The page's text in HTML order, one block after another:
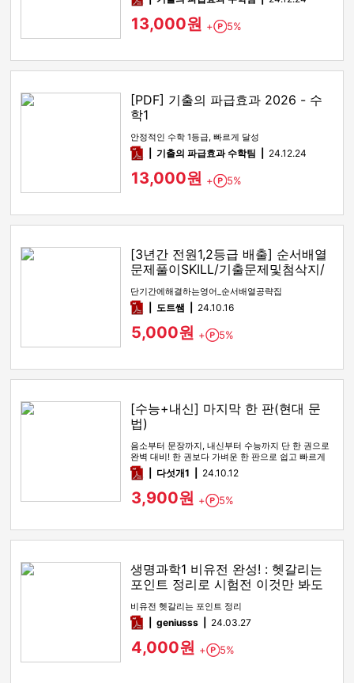
13,000원 + Point
5%
[PDF] 기출의 파급효과 2026 - 수
학1
안정적인 수학 1등급, 빠르게 달성
pdf기출의 파급효과 수학팀 24.12.24
13,000원 + Point
5%
[3년간 전원1,2등급 배출] 순서배열
문제풀이SKILL/기출문제및첨삭지/
답지
단기간에해결하는영어_순서배열공략집
pdf도트쌤 24.10.16
5,000원 + Point
5%
[수능+내신] 마지막 한 판(현대 문
법)
음소부터 문장까지, 내신부터 수능까지 단 한 권으로
완벽 대비! 한 권보다 가벼운 한 판으로 쉽고 빠르게
학습하세요.
pdf다섯개1 24.10.12
3,900원 + Point
5%
생명과학1 비유전 완성! : 헷갈리는
포인트 정리로 시험전 이것만 봐도
만점!
비유전 헷갈리는 포인트 정리
pdfgeniusss 24.03.27
4,000원 + Point
5%